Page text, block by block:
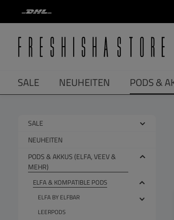
Zur Hauptnavigation springen
SALE NEUHEITEN PODS &
SALE
NEUHEITEN
PODS & AKKUS (ELFA, VEEV &
MEHR)
ELFA & KOMPATIBLE PODS
ELFA BY ELFBAR
LEERPODS